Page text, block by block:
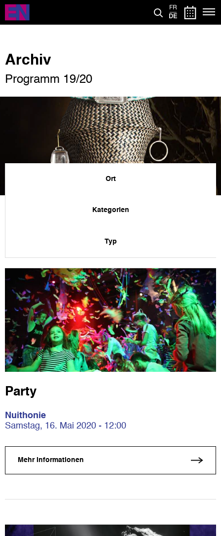
Direkt
zum
Inhalt
FR
DE
Archiv
Programm 19/20
Ort
Kategorien
Typ
Party
Nuithonie
Samstag, 16. Mai 2020 - 12:00
Mehr Informationen